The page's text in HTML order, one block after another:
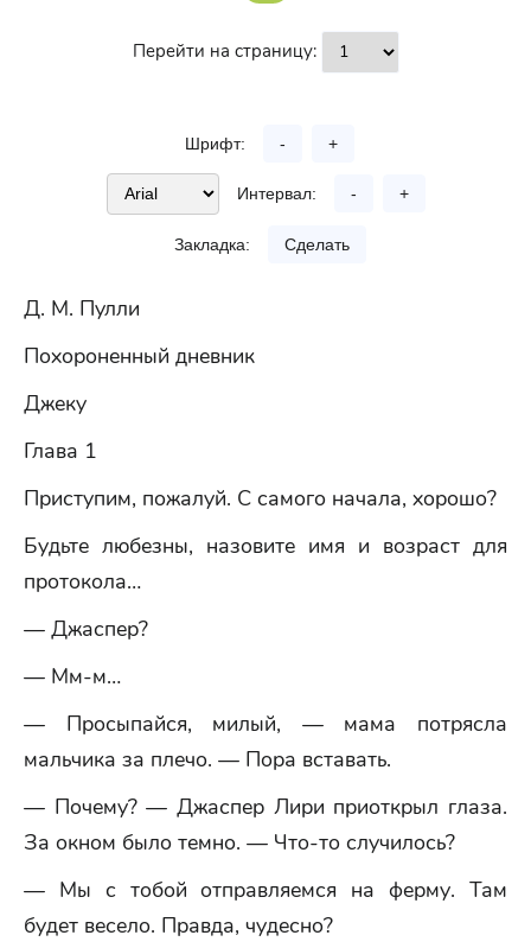
Перейти на страницу:
Шрифт: - +
Интервал: - +
Закладка: Сделать
Д. М. Пулли
Похороненный дневник
Джеку
Глава 1
Приступим, пожалуй. С самого начала, хорошо?
Будьте любезны, назовите имя и возраст для
протокола…
— Джаспер?
— Мм-м…
— Просыпайся, милый, — мама потрясла
мальчика за плечо. — Пора вставать.
— Почему? — Джаспер Лири приоткрыл глаза.
За окном было темно. — Что-то случилось?
— Мы с тобой отправляемся на ферму. Там
будет весело. Правда, чудесно?